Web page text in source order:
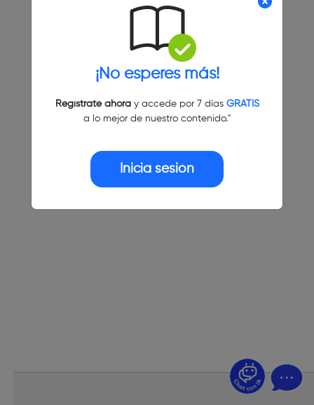
¡No esperes más!
Regístrate ahoray accede por 7 días GRATIS
a lo mejor de nuestro contenido."
Inicia sesión